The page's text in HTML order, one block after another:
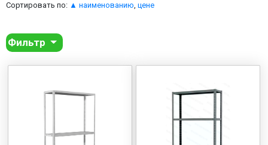
ПРОИЗВОДСТВЕННАЯ МЕБЕЛЬ
МЕДИЦИНСКАЯ МЕБЕЛЬ
Сортировать по: ▲ наименованию, цене
Фильтр